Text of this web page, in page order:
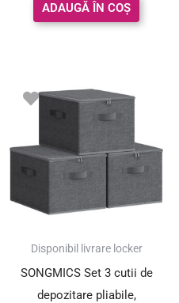
ADAUGĂ ÎN COȘ
Disponibil livrare locker
SONGMICS Set 3 cutii de
depozitare pliabile,